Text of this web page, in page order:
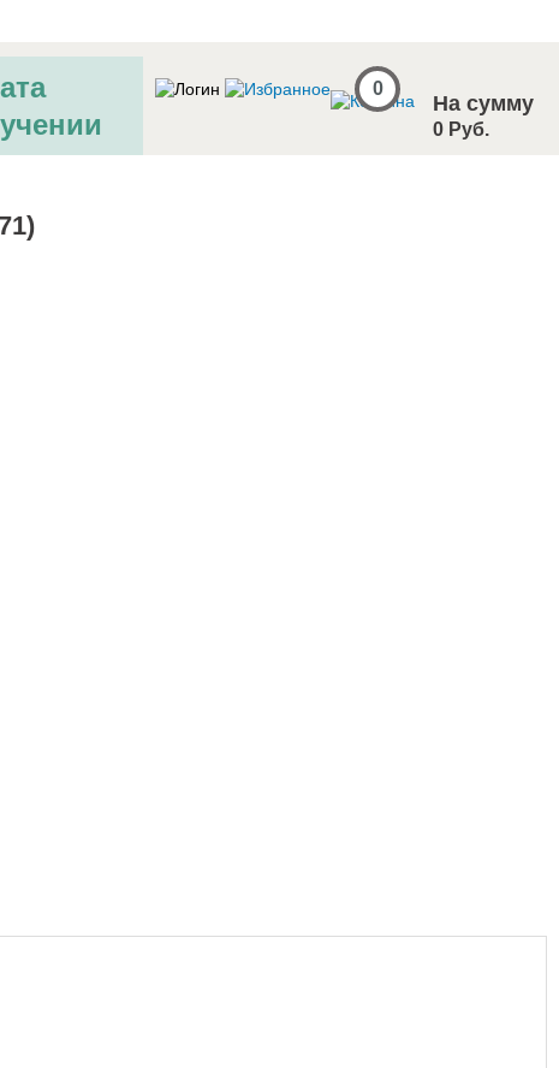
0
На сумму
0 Руб.